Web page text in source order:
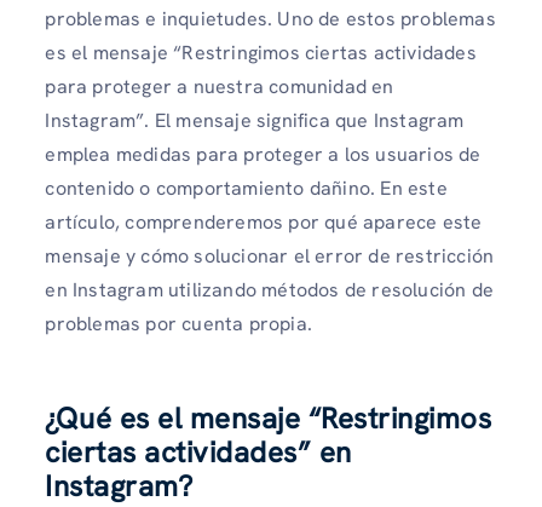
problemas e inquietudes. Uno de estos problemas
es el mensaje “Restringimos ciertas actividades
para proteger a nuestra comunidad en
Instagram”. El mensaje significa que Instagram
emplea medidas para proteger a los usuarios de
contenido o comportamiento dañino. En este
artículo, comprenderemos por qué aparece este
mensaje y cómo solucionar el error de restricción
en Instagram utilizando métodos de resolución de
problemas por cuenta propia.
¿Qué es el mensaje “Restringimos
ciertas actividades” en
Instagram?